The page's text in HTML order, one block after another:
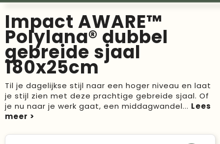
Tassen
Drinkwaren
Events
Give Aways
Geschenken
Kantoorartikelen
Events
Kerst
Verjaardagen
Voetbal, EK en WK
Impact AWARE™
Polylana® dubbel
gebreide sjaal
180x25cm
Til je dagelijkse stijl naar een hoger niveau en laat
je stijl zien met deze prachtige gebreide sjaal. Of
je nu naar je werk gaat, een middagwandel...